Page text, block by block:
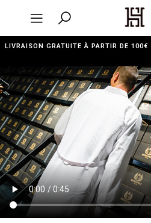
LIVRAISON GRATUITE À PARTIR DE 100€